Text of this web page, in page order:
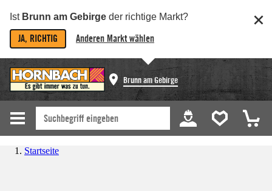
Ist Brunn am Gebirge der richtige Markt?
JA, RICHTIG Anderen Markt wählen
Brunn am Gebirge
Startseite